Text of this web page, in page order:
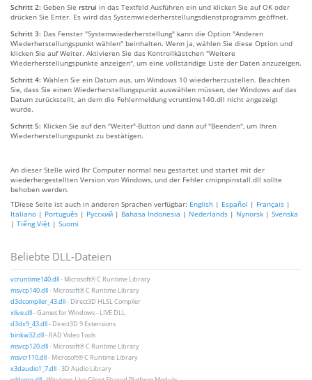
Schritt 2: Geben Sie rstrui in das Textfeld Ausführen ein und klicken Sie auf OK oder
drücken Sie Enter. Es wird das Systemwiederherstellungsdienstprogramm geöffnet.
Schritt 3: Das Fenster "Systemwiederherstellung" kann die Option "Anderen
Wiederherstellungspunkt wählen" beinhalten. Wenn ja, wählen Sie diese Option und
klicken Sie auf Weiter. Aktivieren Sie das Kontrollkästchen "Weitere
Wiederherstellungspunkte anzeigen", um eine vollständige Liste der Daten anzuzeigen.
Schritt 4: Wählen Sie ein Datum aus, um Windows 10 wiederherzustellen. Beachten
Sie, dass Sie einen Wiederherstellungspunkt auswählen müssen, der Windows auf das
Datum zurückstellt, an dem die Fehlermeldung vcruntime140.dll nicht angezeigt
wurde.
Schritt 5: Klicken Sie auf den "Weiter"-Button und dann auf "Beenden", um Ihren
Wiederherstellungspunkt zu bestätigen.
An dieser Stelle wird Ihr Computer normal neu gestartet und startet mit der
wiederhergestellten Version von Windows, und der Fehler cmipnpinstall.dll sollte
behoben werden.
TDiese Seite ist auch in anderen Sprachen verfügbar: English | Español | Français |
Italiano | Português | Русский | Bahasa Indonesia | Nederlands | Nynorsk | Svenska
| Tiếng Việt | Suomi
Beliebte DLL-Dateien
vcruntime140.dll- Microsoft® C Runtime Library
msvcp140.dll- Microsoft® C Runtime Library
d3dcompiler_43.dll- Direct3D HLSL Compiler
xlive.dll- Games for Windows - LIVE DLL
d3dx9_43.dll- Direct3D 9 Extensions
binkw32.dll- RAD Video Tools
msvcp120.dll- Microsoft® C Runtime Library
msvcr110.dll- Microsoft® C Runtime Library
x3daudio1_7.dll- 3D Audio Library